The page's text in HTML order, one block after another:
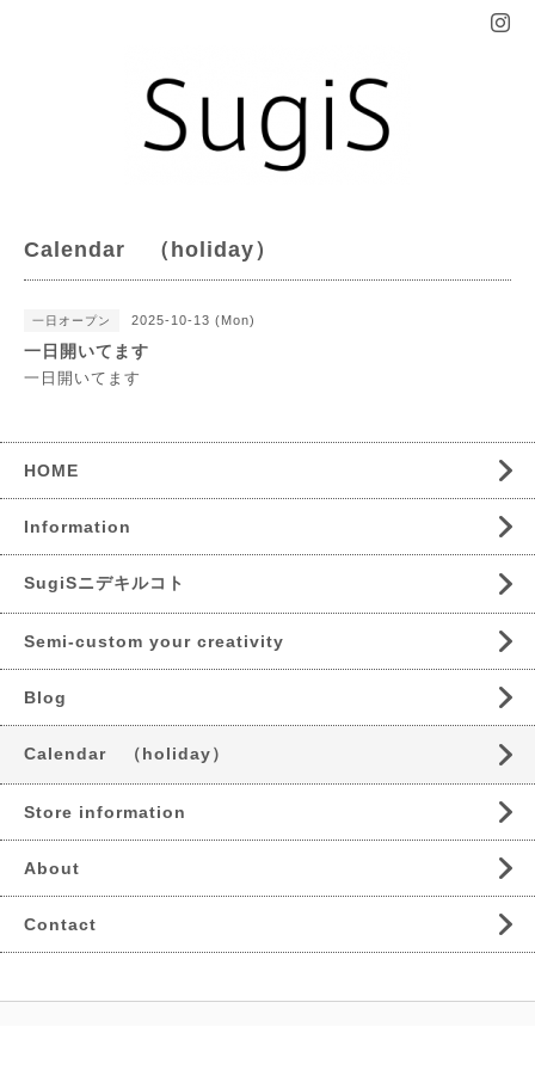
Calendar （holiday）
一日オープン 2025-10-13 (Mon)
一日開いてます
一日開いてます
HOME
Information
SugiSニデキルコト
Semi-custom your creativity
Blog
Calendar （holiday）
Store information
About
Contact